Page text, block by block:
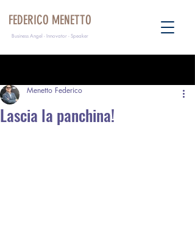
FEDERICO MENETTO
Business Angel - Innovator - Speaker
Lascia la panchina!
Menetto Federico